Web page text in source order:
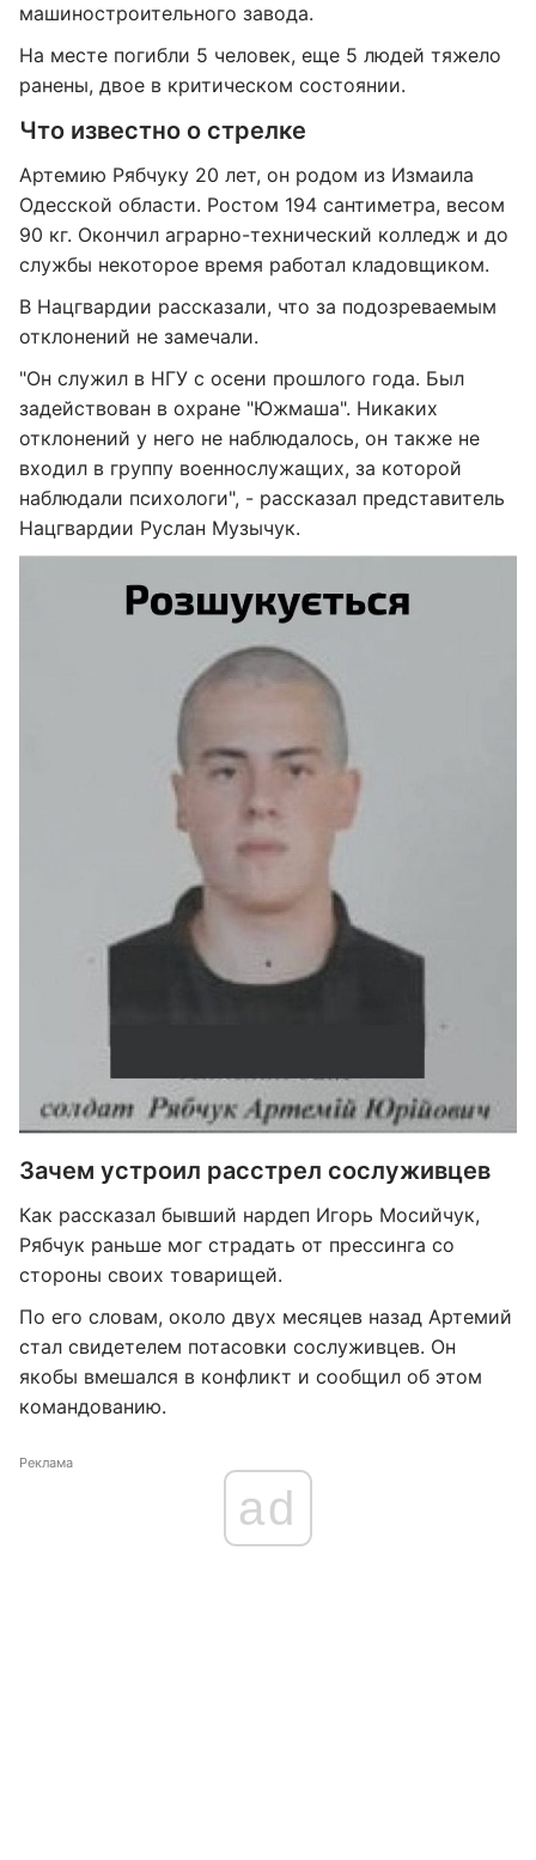
машиностроительного завода.
На месте погибли 5 человек, еще 5 людей тяжело
ранены, двое в критическом состоянии.
Что известно о стрелке
Артемию Рябчуку 20 лет, он родом из Измаила
Одесской области. Ростом 194 сантиметра, весом
90 кг. Окончил аграрно-технический колледж и до
службы некоторое время работал кладовщиком.
В Нацгвардии рассказали, что за подозреваемым
отклонений не замечали.
"Он служил в НГУ с осени прошлого года. Был
задействован в охране "Южмаша". Никаких
отклонений у него не наблюдалось, он также не
входил в группу военнослужащих, за которой
наблюдали психологи", - рассказал представитель
Нацгвардии Руслан Музычук.
Зачем устроил расстрел сослуживцев
Как рассказал бывший нардеп Игорь Мосийчук,
Рябчук раньше мог страдать от прессинга со
стороны своих товарищей.
По его словам, около двух месяцев назад Артемий
стал свидетелем потасовки сослуживцев. Он
якобы вмешался в конфликт и сообщил об этом
командованию.
Реклама
ad